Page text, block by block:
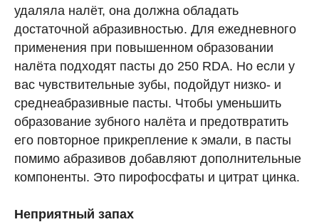
удаляла налёт, она должна обладать
достаточной абразивностью. Для ежедневного
применения при повышенном образовании
налёта подходят пасты до 250 RDA. Но если у
вас чувствительные зубы, подойдут низко- и
среднеабразивные пасты. Чтобы уменьшить
образование зубного налёта и предотвратить
его повторное прикрепление к эмали, в пасты
помимо абразивов добавляют дополнительные
компоненты. Это пирофосфаты и цитрат цинка.
Неприятный запах